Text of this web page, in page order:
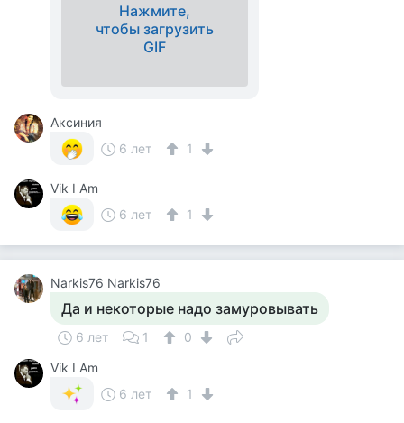
Нажмите,
чтобы загрузить
GIF
Аксиния
6 лет
1
Vik I Am
6 лет
1
Narkis76 Narkis76
Да и некоторые надо замуровывать
6 лет 1
0
Vik I Am
6 лет
1